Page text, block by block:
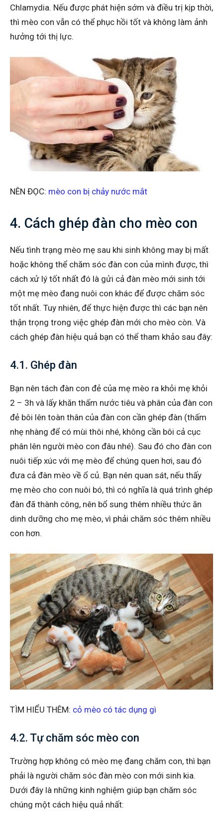
Chlamydia. Nếu được phát hiện sớm và điều trị kịp thời,
thì mèo con vẫn có thể phục hồi tốt và không làm ảnh
hưởng tới thị lực.
NÊN ĐỌC: mèo con bị chảy nước mắt
4. Cách ghép đàn cho mèo con
Nếu tình trạng mèo mẹ sau khi sinh không may bị mất
hoặc không thể chăm sóc đàn con của mình được, thì
cách xử lý tốt nhất đó là gửi cả đàn mèo mới sinh tới
một mẹ mèo đang nuôi con khác để được chăm sóc
tốt nhất. Tuy nhiên, để thực hiện được thì các bạn nên
thận trọng trong việc ghép đàn mới cho mèo còn. Và
cách ghép đàn hiệu quả bạn có thể tham khảo sau đây:
4.1. Ghép đàn
Bạn nên tách đàn con đẻ của mẹ mèo ra khỏi mẹ khỏi
2 – 3h và lấy khăn thấm nước tiêu và phân của đàn con
đẻ bôi lên toàn thân của đàn con cần ghép đàn (thấm
nhẹ nhàng để có mùi thôi nhé, không cần bôi cả cục
phân lên người mèo con đâu nhé). Sau đó cho đàn con
nuôi tiếp xúc với mẹ mèo để chúng quen hơi, sau đó
đưa cả đàn mèo về ổ củ. Bạn nên quan sát, nếu thấy
mẹ mèo cho con nuôi bó, thì có nghĩa là quá trình ghép
đàn đã thành công, nên bổ sung thêm nhiều thức ăn
dinh dưỡng cho mẹ mèo, vì phải chăm sóc thêm nhiều
con hơn.
TÌM HIỂU THÊM: cỏ mèo có tác dụng gì
4.2. Tự chăm sóc mèo con
Trường hợp không có mèo mẹ đang chăm con, thì bạn
phải là người chăm sóc đàn mèo con mới sinh kia.
Dưới đây là những kinh nghiệm giúp bạn chăm sóc
chúng một cách hiệu quả nhất: